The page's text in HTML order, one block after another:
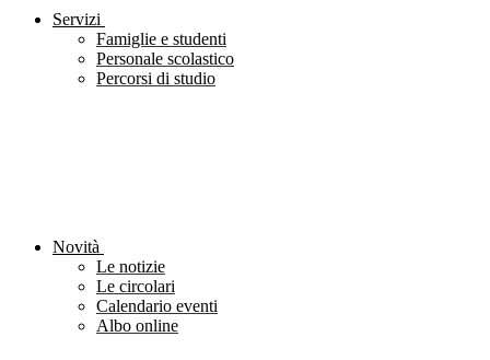
Servizi
Famiglie e studenti
Personale scolastico
Percorsi di studio
Novità
Le notizie
Le circolari
Calendario eventi
Albo online